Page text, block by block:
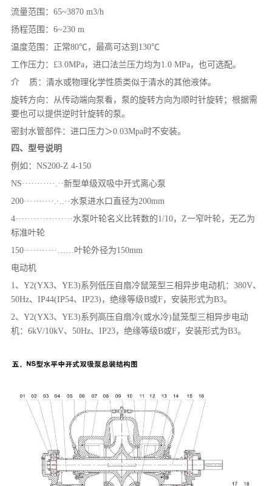
流量范围：65~3870 m3/h
扬程范围：6~230 m
温度范围：正常80℃，最高可达到130℃
工作压力：£3.0MPa，进口法兰压力均为1.0 MPa，也可选配。
介 质：清水或物理化学性质类似于清水的其他液体。
旋转方向：从传动端向泵看，泵的旋转方向为顺时针旋转；根据需
要也可以提供逆时针旋转的泵。
密封水管部件：进口压力＞0.03Mpa时不安装。
四、型号说明
例如：NS200-Z 4-150
NS···········.··新型单级双吸中开式离心泵
200··········.·..··水泵进水口直径为200mm
4···················水泵叶轮名义比转数的1/10，Z一窄叶轮，无乙为
标准叶轮
150···········……叶轮外径为150mm
电动机
1、Y2(YX3、YE3)系列低压自扇冷鼠笼型三相异步电动机：380V、
50Hz、IP44(IP54、IP23)，绝缘等级B或F，安装形式为B3。
2、Y2(YX3、YE3)系列高压自扇冷(或水冷)鼠笼型三相异步电动
机：6kV/10kV、50Hz、IP23，绝缘等级B或F，安装形式为B3。